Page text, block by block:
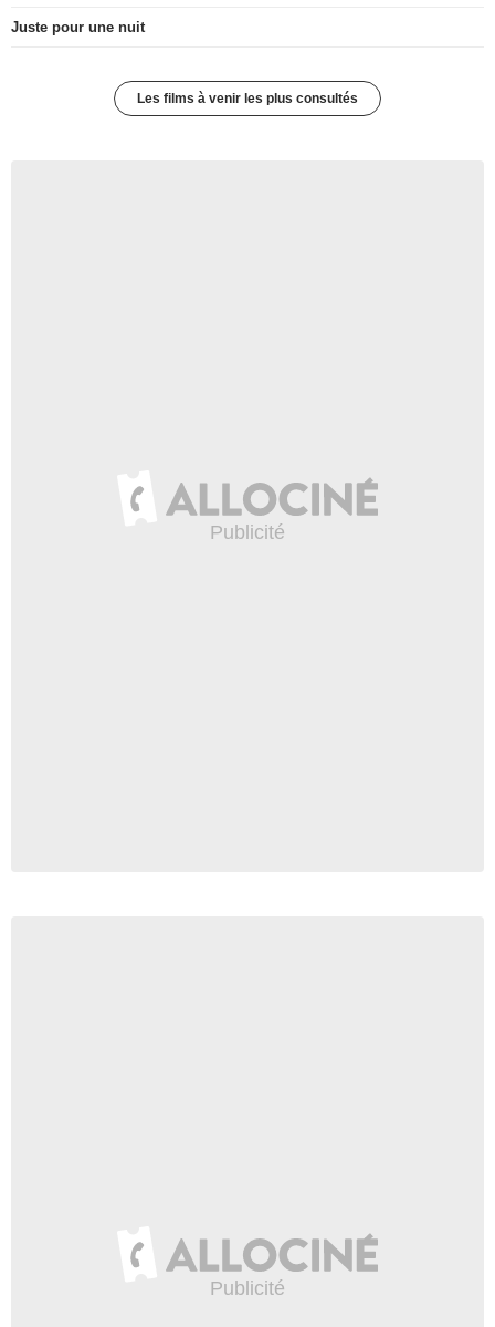
Juste pour une nuit
Les films à venir les plus consultés